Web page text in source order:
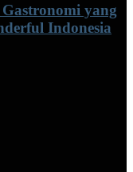
yang
Indonesia